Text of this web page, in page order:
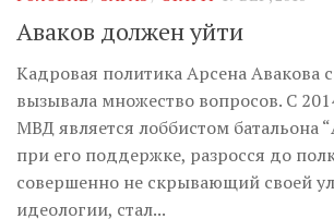
Аваков должен уйти
Кадровая политика Арсена Авакова
вызывала множество вопросов. С
МВД является лоббистом батальона
при его поддержке, разросся до
совершенно не скрывающий своей
идеологии, стал...